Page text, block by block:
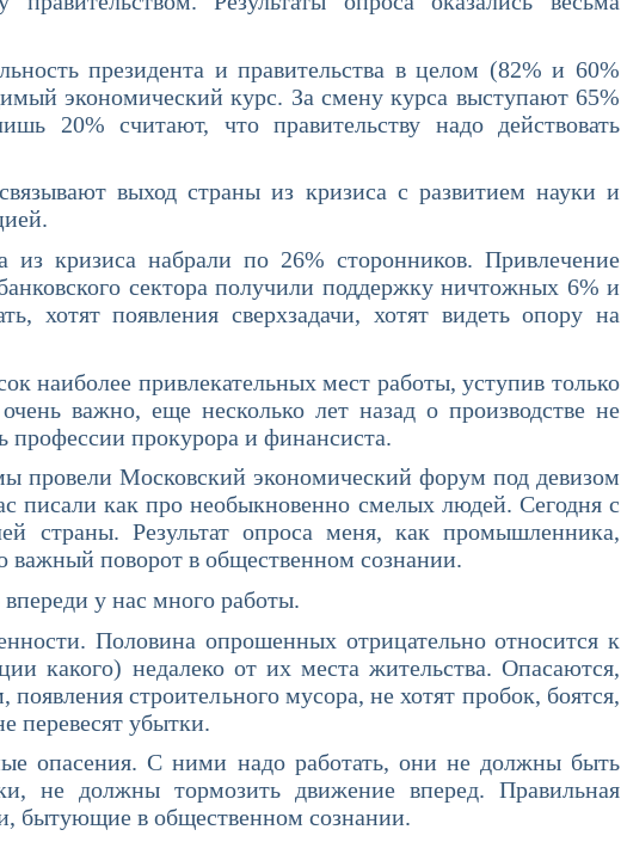
президента и правительства в целом (82% и 60%
экономический курс. За смену курса выступают 65%
20% считают, что правительству надо действовать
выход страны из кризиса с развитием науки и
набрали по 26% сторонников. Привлечение
сектора получили поддержку ничтожных 6% и
хотят появления сверхзадачи, хотят видеть опору на
привлекательных мест работы, уступив только
важно, еще несколько лет назад о производстве не
прокурора и финансиста.
Московский экономический форум под девизом
писали как про необыкновенно смелых людей. Сегодня с
страны. Результат опроса меня, как промышленника,
важный поворот в общественном сознании.
у нас много работы.
Половина опрошенных отрицательно относится к
какого) недалеко от их места жительства. Опасаются,
строительного мусора, не хотят пробок, боятся,
перевесят убытки.
С ними надо работать, они не должны быть
не должны тормозить движение вперед. Правильная
бытующие в общественном сознании.